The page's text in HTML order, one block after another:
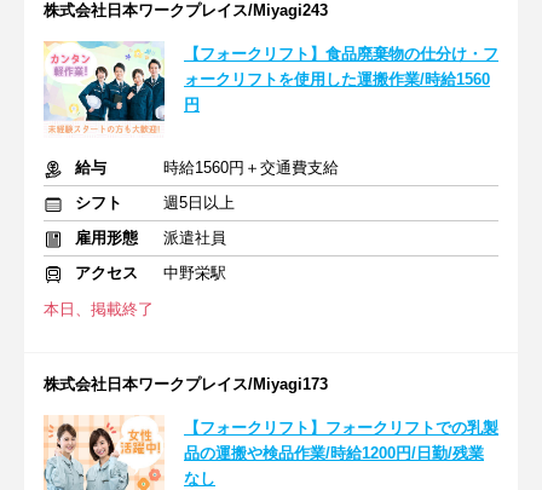
株式会社日本ワークプレイス/Miyagi243
【フォークリフト】食品廃棄物の仕分け・フ
ォークリフトを使用した運搬作業/時給1560
円
給与
時給1560円＋交通費支給
シフト
週5日以上
雇用形態
派遣社員
アクセス
中野栄駅
本日、掲載終了
株式会社日本ワークプレイス/Miyagi173
【フォークリフト】フォークリフトでの乳製
品の運搬や検品作業/時給1200円/日勤/残業
なし